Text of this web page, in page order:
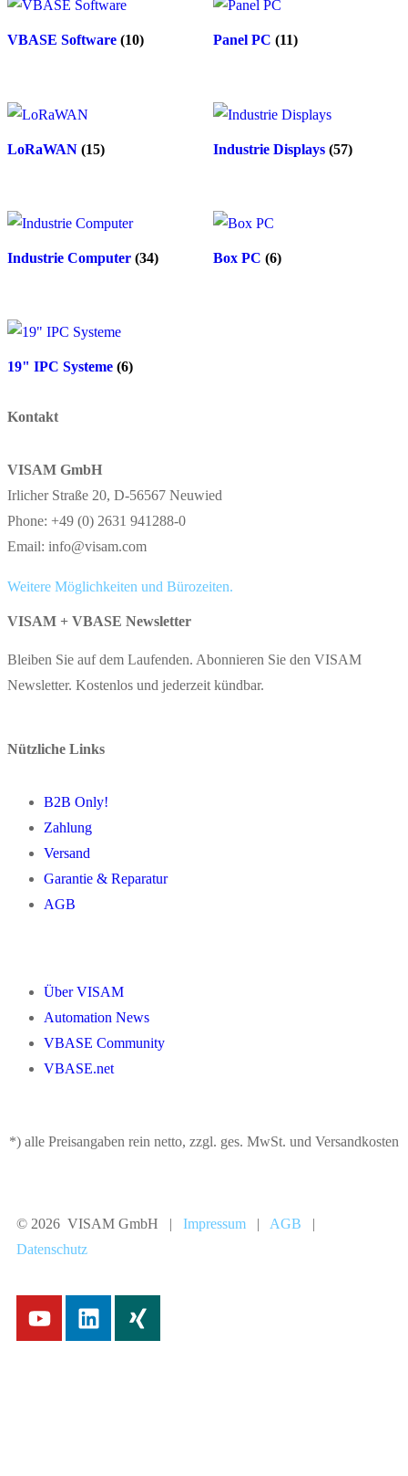
VBASE Software (10) Panel PC (11)
LoRaWAN (15) Industrie Displays (57)
Industrie Computer (34) Box PC (6)
19" IPC Systeme (6)
Kontakt
VISAM GmbH
Irlicher Straße 20, D-56567 Neuwied
Phone: +49 (0) 2631 941288-0
Email: info@visam.com
Weitere Möglichkeiten und Bürozeiten.
VISAM + VBASE Newsletter
Bleiben Sie auf dem Laufenden. Abonnieren Sie den VISAM
Newsletter. Kostenlos und jederzeit kündbar.
Nützliche Links
B2B Only!
Zahlung
Versand
Garantie & Reparatur
AGB
Über VISAM
Automation News
VBASE Community
VBASE.net
*) alle Preisangaben rein netto, zzgl. ges. MwSt. und Versandkosten
© 2026 VISAM GmbH | Impressum AGB
Datenschutz